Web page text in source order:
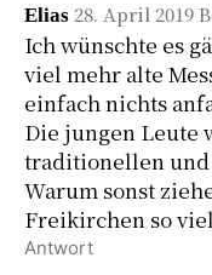
Elias 28. April 2019
Ich wünschte es
viel mehr alte
einfach nichts
Die jungen Leute
traditionellen und
Warum sonst
Freikirchen so
Antwort